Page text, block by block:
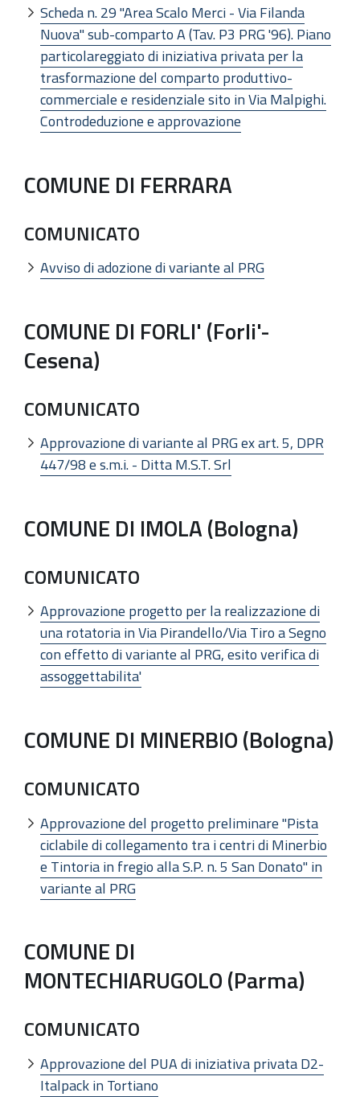
Scheda n. 29 "Area Scalo Merci - Via Filanda
Nuova" sub-comparto A (Tav. P3 PRG '96). Piano
particolareggiato di iniziativa privata per la
trasformazione del comparto produttivo-
commerciale e residenziale sito in Via Malpighi.
Controdeduzione e approvazione
COMUNE DI FERRARA
COMUNICATO
Avviso di adozione di variante al PRG
COMUNE DI FORLI' (Forli'-
Cesena)
COMUNICATO
Approvazione di variante al PRG ex art. 5, DPR
447/98 e s.m.i. - Ditta M.S.T. Srl
COMUNE DI IMOLA (Bologna)
COMUNICATO
Approvazione progetto per la realizzazione di
una rotatoria in Via Pirandello/Via Tiro a Segno
con effetto di variante al PRG, esito verifica di
assoggettabilita'
COMUNE DI MINERBIO (Bologna)
COMUNICATO
Approvazione del progetto preliminare "Pista
ciclabile di collegamento tra i centri di Minerbio
e Tintoria in fregio alla S.P. n. 5 San Donato" in
variante al PRG
COMUNE DI
MONTECHIARUGOLO (Parma)
COMUNICATO
Approvazione del PUA di iniziativa privata D2-
Italpack in Tortiano